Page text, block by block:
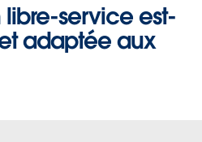
libre-service est-
adaptée aux